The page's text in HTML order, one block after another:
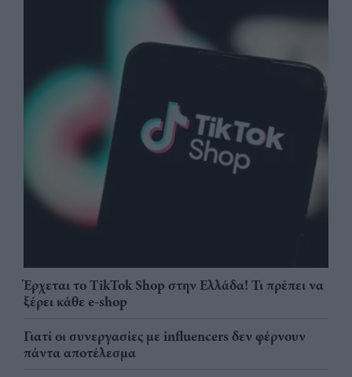
Έρχεται το TikTok Shop στην Ελλάδα! Τι πρέπει να
ξέρει κάθε e-shop
Γιατί οι συνεργασίες με influencers δεν φέρνουν
πάντα αποτέλεσμα